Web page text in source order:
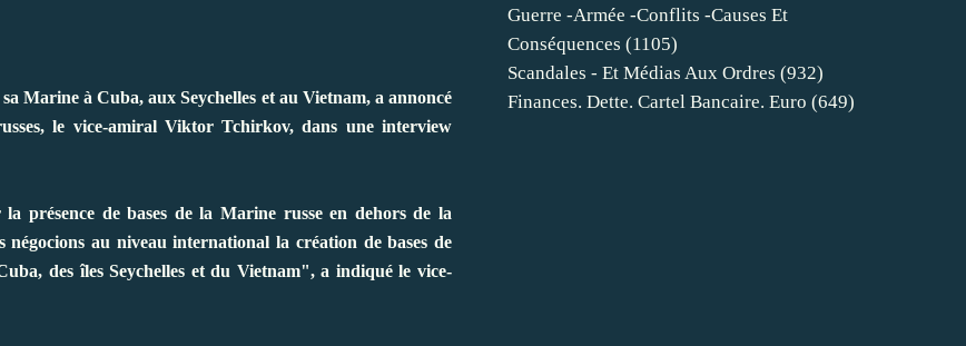
Marine à Cuba, aux Seychelles et au Vietnam, a annoncé
le vice-amiral Viktor Tchirkov, dans une interview
présence de bases de la Marine russe en dehors de la
au niveau international la création de bases de
des îles Seychelles et du Vietnam", a indiqué le vice-
Guerre -armée -conflits -causes Et
Conséquences (1105)
Scandales - Et Médias Aux Ordres (932)
Finances. Dette. Cartel Bancaire. Euro (649)